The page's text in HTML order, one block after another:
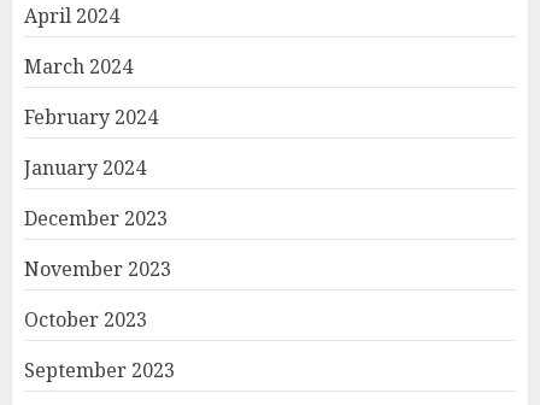
April 2024
March 2024
February 2024
January 2024
December 2023
November 2023
October 2023
September 2023